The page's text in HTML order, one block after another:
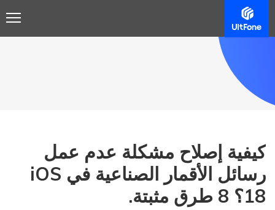
كيفية إصلاح مشكلة عدم عمل
رسائل الأقمار الصناعية في iOS
18؟ 8 طرق مثبتة.